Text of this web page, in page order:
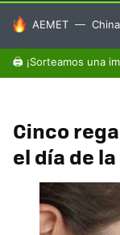
HOY SE HABLA
AEMET China
🖨️ ¡Sorteamos una
Cinco
el día de